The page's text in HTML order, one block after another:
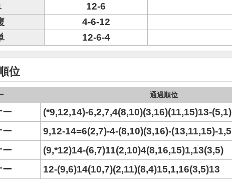
12-6
4-6-12
12-6-4
位
通過順位
ー
(*9,12,14)-6,2,7,4(8,10)(3,16)(11,15)13-(5,1)
ー
9,12-14=6(2,7)-4-(8,10)(3,16)-(13,11,15)-1,5
ー
(9,*12)14-(6,7)11(2,10)4(8,16,15)1,13(3,5)
ー
12-(9,6)14(10,7)(2,11)(8,4)15,1,16(3,5)13